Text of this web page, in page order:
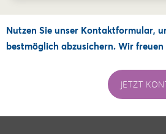
Nutzen Sie unser Kontaktformular,
bestmöglich abzusichern. Wir
JETZT